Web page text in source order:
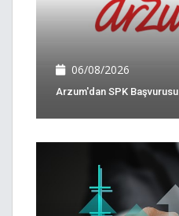
06/08/2026
Arzum'dan SPK Başvurusu